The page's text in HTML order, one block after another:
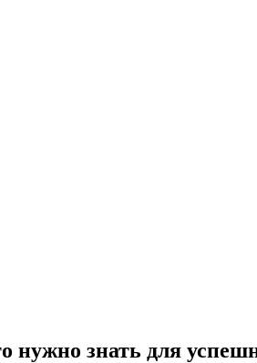
знать для